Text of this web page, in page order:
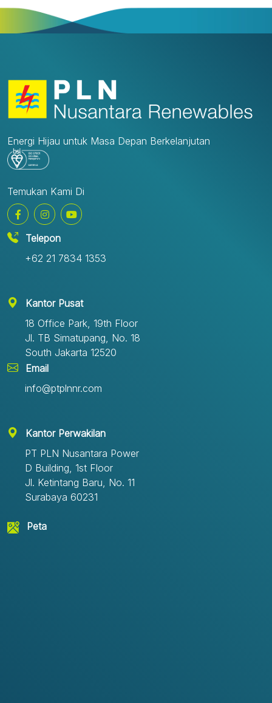
Energi Hijau untuk Masa Depan Berkelanjutan
Temukan Kami Di
Telepon
+62 21 7834 1353
Kantor Pusat
18 Office Park, 19th Floor
Jl. TB Simatupang, No. 18
South Jakarta 12520
Email
info@ptplnnr.com
Kantor Perwakilan
PT PLN Nusantara Power
D Building, 1st Floor
Jl. Ketintang Baru, No. 11
Surabaya 60231
Peta